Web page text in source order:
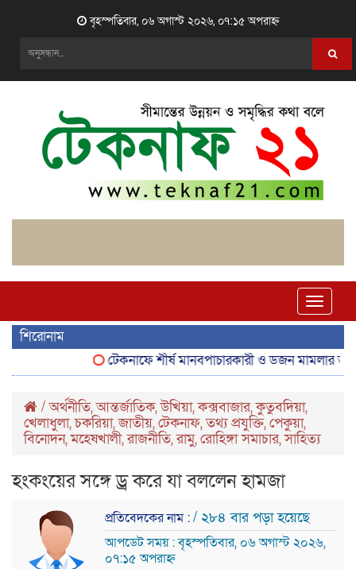
বৃহস্পতিবার, ০৬ অগাস্ট ২০২৬, ০৭:১৫ অপরাহ্ন
Toggle
শিরোনাম
টেকনাফে শীর্ষ মানবপাচারকারী ও ডজন মামলার আসামি
/অর্থনীতি,আন্তর্জাতিক,উখিয়া,কক্সবাজার,কুতুবদিয়া,
খেলাধুলা,চকরিয়া,জাতীয়,টেকনাফ,তথ্য প্রযুক্তি,পেকুয়া,
বিনোদন,মহেষখালী,রাজনীতি,রামু,রোহিঙ্গা সমাচার,সাহিত্য
হংকংয়ের সঙ্গে ড্র করে যা বললেন হামজা
প্রতিবেদকের নাম :/ ২৮৪ বার পড়া হয়েছে
আপডেট সময় : বৃহস্পতিবার, ০৬ অগাস্ট ২০২৬,
০৭:১৫ অপরাহ্ন